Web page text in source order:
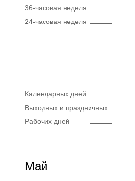
36-часовая неделя
24-часовая неделя
Календарных дней
Выходных и праздничных
Рабочих дней
Май